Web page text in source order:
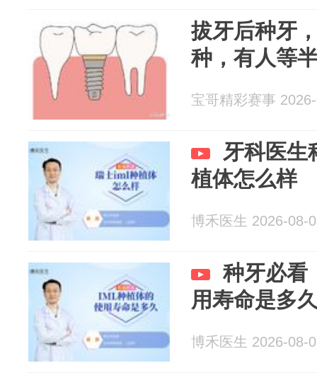
拔牙后种牙
种，有人等
宝哥精彩赛事
牙科医生
植体怎么样
博禾医生 2026-08-
种牙必看
用寿命是多
博禾医生 2026-08-